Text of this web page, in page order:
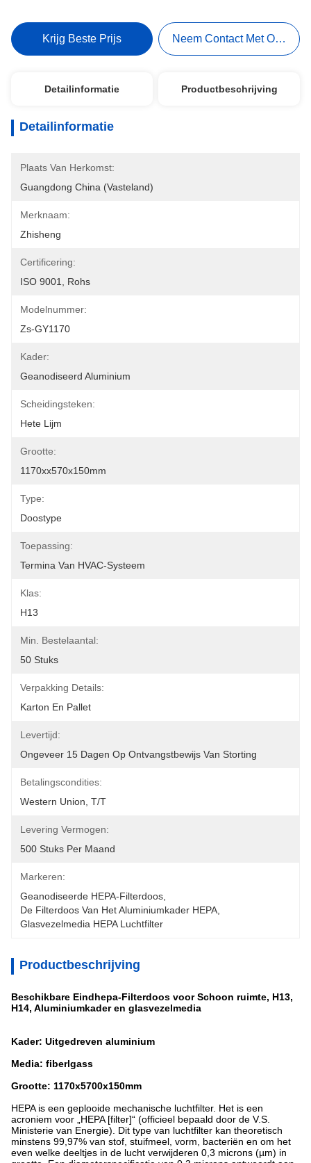
Krijg Beste Prijs Neem Contact Met Ons Op
Detailinformatie Productbeschrijving
Detailinformatie
Plaats Van Herkomst:
Guangdong China (Vasteland)
Merknaam:
Zhisheng
Certificering:
ISO 9001, Rohs
Modelnummer:
Zs-GY1170
Kader:
Geanodiseerd Aluminium
Scheidingsteken:
Hete Lijm
Grootte:
1170xx570x150mm
Type:
Doostype
Toepassing:
Termina Van HVAC-Systeem
Klas:
H13
Min. Bestelaantal:
50 Stuks
Verpakking Details:
Karton En Pallet
Levertijd:
Ongeveer 15 Dagen Op Ontvangstbewijs Van Storting
Betalingscondities:
Western Union, T/T
Levering Vermogen:
500 Stuks Per Maand
Markeren:
Geanodiseerde HEPA-Filterdoos
De Filterdoos Van Het Aluminiumkader HEPA
Glasvezelmedia HEPA Luchtfilter
Productbeschrijving
Beschikbare Eindhepa-Filterdoos voor Schoon ruimte, H13,
H14, Aluminiumkader en glasvezelmedia
Kader: Uitgedreven aluminium
Media: fiberlgass
Grootte: 1170x5700x150mm
HEPA is een geplooide mechanische luchtfilter. Het is een
acroniem voor „HEPA [filter]“ (officieel bepaald door de V.S.
Ministerie van Energie). Dit type van luchtfilter kan theoretisch
minstens 99,97% van stof, stuifmeel, vorm, bacteriën en om het
even welke deeltjes in de lucht verwijderen 0,3 microns (µm) in